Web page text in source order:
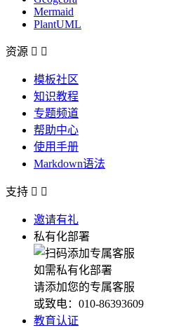
Mermaid
PlantUML
资源  
模板社区
知识教程
专题频道
帮助中心
使用手册
Markdown语法
支持  
邀请有礼
私有化部署
如需私有化部署
请添加您的专属客服
或致电：010-86393609
教育认证